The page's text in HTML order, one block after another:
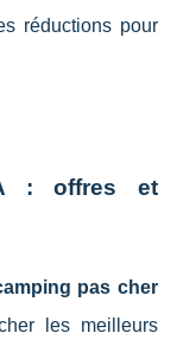
réductions pour
: offres et
pas cher
les meilleurs